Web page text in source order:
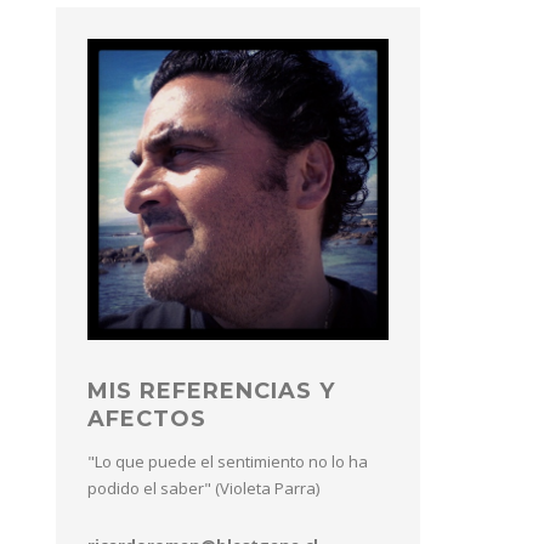
MIS REFERENCIAS Y
AFECTOS
"Lo que puede el sentimiento no lo ha
podido el saber" (Violeta Parra)